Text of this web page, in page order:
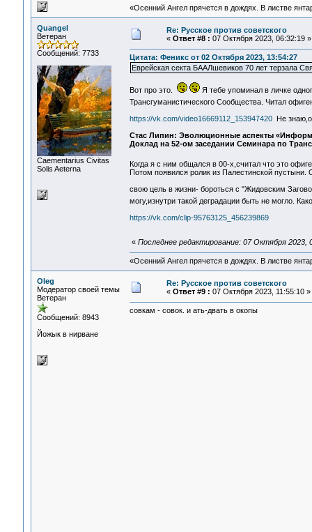
«Осенний Ангел прячется в дождях. В листве
Quangel
Ветеран
Сообщений: 7733
Сaementarius Civitas
Solis Aeterna
Re: Русское против советского
« Ответ #8 : 07 Октября 2023, 06:32:19 »
Цитата: Феникс от 02 Октября 2023, 13:54:27
Еврейская секта БААЛшевиков 70 лет терзала
Вот про это.
Я тебе упоминал в личке
Трансгуманистического Сообщества. Читал
https://vk.com/video16669112_153947420Не
Стас Липин: Эволюционные аспекты
Доклад на 52-ом заседании Семинара по
Когда я с ним общался в 00-х,считал что это
Потом появился ролик из Палестинской
свою цель в жизни- бороться с "Жидовским
могу,изнутри такой деградации быть не могло.
https://vk.com/clip-95763125_456239869
« Последнее редактирование: 07 Октября 2023,
«Осенний Ангел прячется в дождях. В листве
Oleg
Модератор своей темы
Ветеран
Сообщений: 8943
Йожык в нирване
Re: Русское против советского
« Ответ #9 : 07 Октября 2023, 11:55:10 »
совкам - совок. и ать-двать в окопы